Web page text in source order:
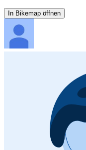
In Bikemap öffnen